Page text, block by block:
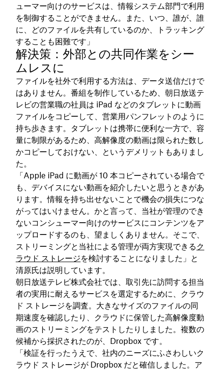
ューマー向けのサービスは、情報システム部門で利用
を制御することができません。また、いつ、誰が、誰
に、どのファイルを共有しているのか、トラッキング
することも困難です」
解決策：外部との共同作業をシー
ムレスに
ファイルを社外で利用する方法は、データ送信だけで
はありません。番組を制作しているため、朝日放送テ
レビの営業職の社員は iPad などのタブレットに動画
ファイルをコピーして、営業用パンフレットのように
持ち歩きます。タブレットは携帯に便利な一方で、容
量に制限があるため、高解像度の動画は限られた数し
かコピーしておけない、というデメリットもありまし
た。
「Apple iPad に動画が 10 本コピーされている場合で
も、デバイスにない動画を紹介したいと思うときがあ
ります。情報を持ち出せないことで機会の損失につな
がってはいけません。かと言って、当社が管理のでき
ないコンシューマー向けのサービスにコンテンツをア
ップロードするのも、望ましくありません。そこで、
ストリーミングと当社による管理が両方実現できる ク
ラウド ストレージを検討することになりました」と
清原氏は説明しています。
朝日放送テレビ株式会社では、取引先に訪問する担当
者の実用に耐えるサービスを選定するために、クラウ
ド ストレージを調査。大きなサイズのファイルの同
期速度を確認したり、クラウドに保管した高解像度動
画のストリーミングをテストしたりしました。複数の
候補から採択されたのが、Dropbox です。
「検証を行ったうえで、社内のニーズにふさわしいク
ラウド ストレージが Dropbox だと確信しました。ア